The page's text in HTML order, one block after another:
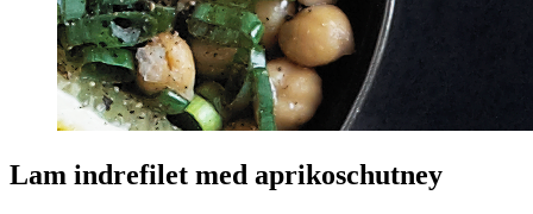
Lam indrefilet med aprikoschutney